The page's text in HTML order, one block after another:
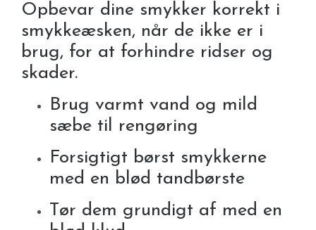
Opbevar dine smykker korrekt i
smykkeæsken, når de ikke er i
brug, for at forhindre ridser og
skader.
Brug varmt vand og mild
sæbe til rengøring
Forsigtigt børst smykkerne
med en blød tandbørste
Tør dem grundigt af med en